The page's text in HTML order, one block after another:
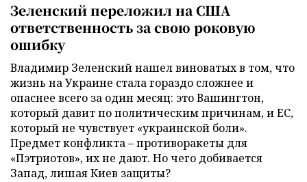
Зеленский переложил на США
ответственность за свою роковую
ошибку
Владимир Зеленский нашел виноватых в том, что
жизнь на Украине стала гораздо сложнее и
опаснее всего за один месяц: это Вашингтон,
который давит по политическим причинам, и ЕС,
который не чувствует «украинской боли».
Предмет конфликта – противоракеты для
«Пэтриотов», их не дают. Но чего добивается
Запад, лишая Киев защиты?